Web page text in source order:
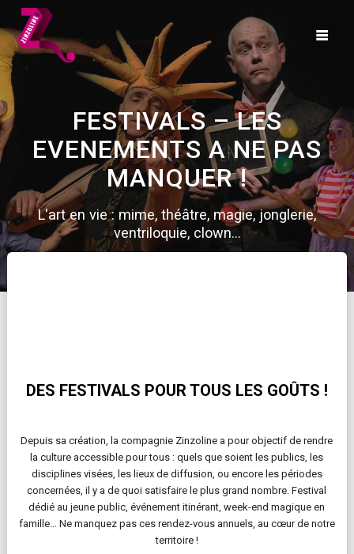
content
FESTIVALS – LES
EVENEMENTS A NE PAS
MANQUER !
L'art en vie : mime, théâtre, magie, jonglerie,
ventriloquie, clown...
DES FESTIVALS POUR TOUS LES GOÛTS !
Depuis sa création, la compagnie Zinzoline a pour objectif de rendre
la culture accessible pour tous : quels que soient les publics, les
disciplines visées, les lieux de diffusion, ou encore les périodes
concernées, il y a de quoi satisfaire le plus grand nombre. Festival
dédié au jeune public, événement itinérant, week-end magique en
famille… Ne manquez pas ces rendez-vous annuels, au cœur de notre
territoire !